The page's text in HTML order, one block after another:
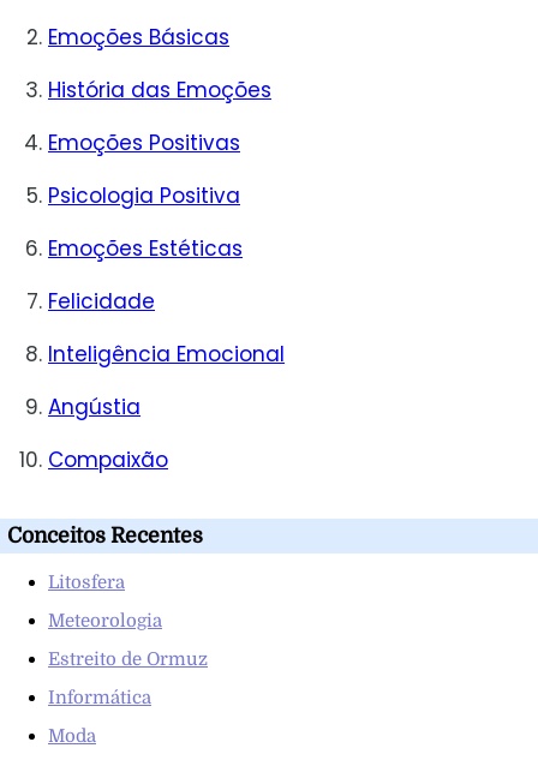
Emoções Básicas
História das Emoções
Emoções Positivas
Psicologia Positiva
Emoções Estéticas
Felicidade
Inteligência Emocional
Angústia
Compaixão
Conceitos Recentes
Litosfera
Meteorologia
Estreito de Ormuz
Informática
Moda